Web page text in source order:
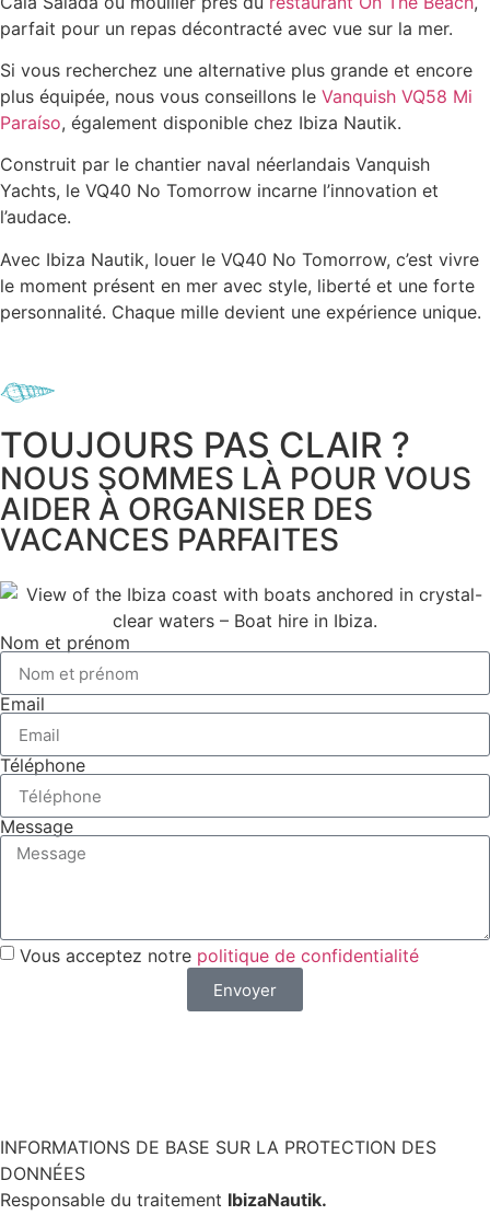
parfait pour un repas décontracté avec vue sur la mer.
Si vous recherchez une alternative plus grande et encore
plus équipée, nous vous conseillons le Vanquish VQ58 Mi
Paraíso, également disponible chez Ibiza Nautik.
Construit par le chantier naval néerlandais Vanquish
Yachts, le VQ40 No Tomorrow incarne l’innovation et
l’audace.
Avec Ibiza Nautik, louer le VQ40 No Tomorrow, c’est vivre
le moment présent en mer avec style, liberté et une forte
personnalité. Chaque mille devient une expérience unique.
TOUJOURS PAS CLAIR ?
NOUS SOMMES LÀ POUR VOUS
AIDER À ORGANISER DES
VACANCES PARFAITES
Nom et prénom
Email
Téléphone
Message
Vous acceptez notre politique de confidentialité
Envoyer
INFORMATIONS DE BASE SUR LA PROTECTION DES
DONNÉES
Responsable du traitement IbizaNautik.